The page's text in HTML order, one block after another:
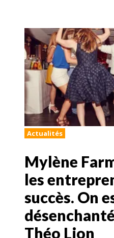
Actualités
Mylène
les
succès. On
Théo Lion